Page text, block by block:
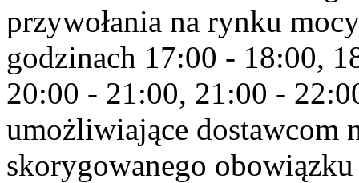
przywołania na rynku
godzinach 17:00 - 18:00,
20:00 - 21:00, 21:00 -
umożliwiające dostawcom
skorygowanego